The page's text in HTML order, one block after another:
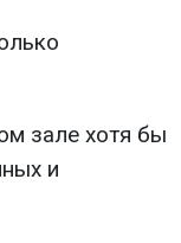
зале хотя бы
и